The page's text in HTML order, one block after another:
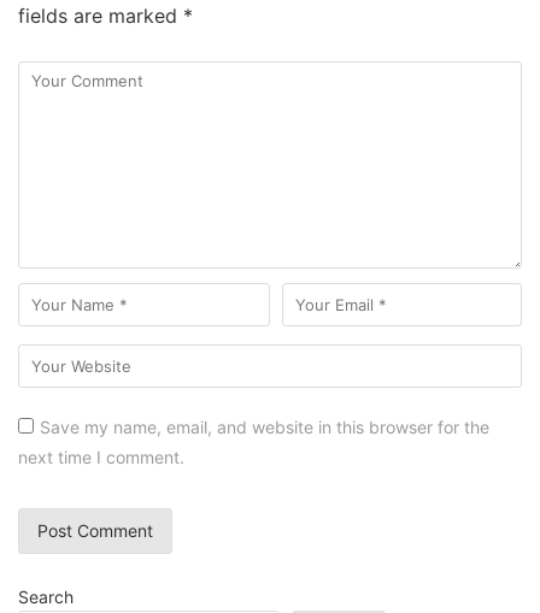
fields are marked *
Save my name, email, and website in this browser for the
next time I comment.
Search